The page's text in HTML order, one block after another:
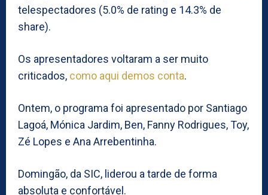
telespectadores (5.0% de rating e 14.3% de
share).
Os apresentadores voltaram a ser muito
criticados, como aqui demos conta.
Ontem, o programa foi apresentado por Santiago
Lagoá, Mónica Jardim, Ben, Fanny Rodrigues, Toy,
Zé Lopes e Ana Arrebentinha.
Domingão, da SIC, liderou a tarde de forma
absoluta e confortável.